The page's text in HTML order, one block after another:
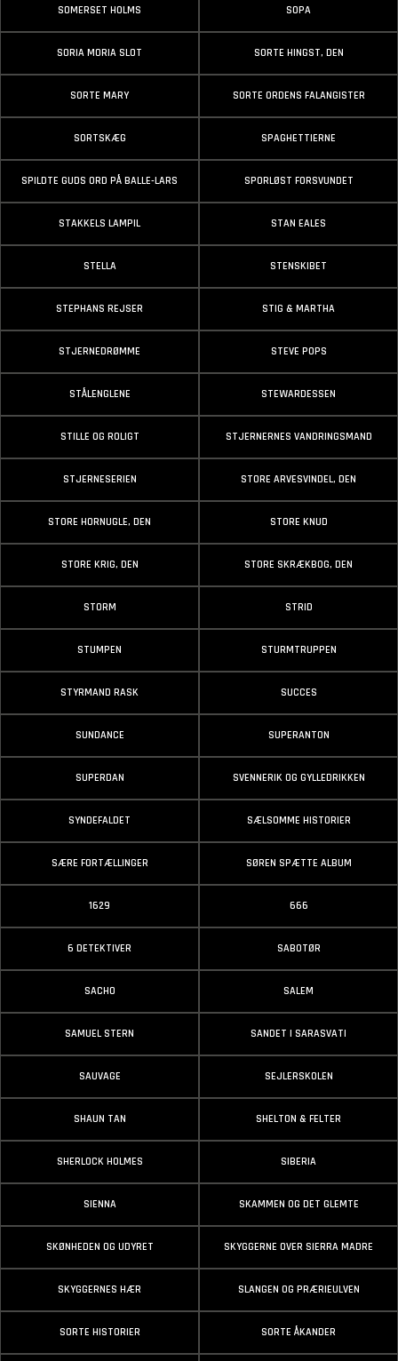
SOMERSET HOLMS SOPA
SORIA MORIA SLOT SORTE HINGST, DEN
SORTE MARY SORTE ORDENS FALANGISTER
SORTSKÆG SPAGHETTIERNE
SPILDTE GUDS ORD PÅ BALLE-LARS SPORLØST FORSVUNDET
STAKKELS LAMPIL STAN EALES
STELLA STENSKIBET
STEPHANS REJSER STIG & MARTHA
STJERNEDRØMME STEVE POPS
STÅLENGLENE STEWARDESSEN
STILLE OG ROLIGT STJERNERNES VANDRINGSMAND
STJERNESERIEN STORE ARVESVINDEL, DEN
STORE HORNUGLE, DEN STORE KNUD
STORE KRIG, DEN STORE SKRÆKBOG, DEN
STORM STRID
STUMPEN STURMTRUPPEN
STYRMAND RASK SUCCES
SUNDANCE SUPERANTON
SUPERDAN SVENNERIK OG GYLLEDRIKKEN
SYNDEFALDET SÆLSOMME HISTORIER
SÆRE FORTÆLLINGER SØREN SPÆTTE ALBUM
1629 666
6 DETEKTIVER SABOTØR
SACHO SALEM
SAMUEL STERN SANDET I SARASVATI
SAUVAGE SEJLERSKOLEN
SHAUN TAN SHELTON & FELTER
SHERLOCK HOLMES SIBERIA
SIENNA SKAMMEN OG DET GLEMTE
SKØNHEDEN OG UDYRET SKYGGERNE OVER SIERRA MADRE
SKYGGERNES HÆR SLANGEN OG PRÆRIEULVEN
SORTE HISTORIER SORTE ÅKANDER